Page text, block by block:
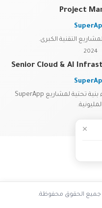
Project
التقنية الكبرى.
2024
Senior Cloud & AI
قدتُ الجهود التقنية لبناء بنية تحتية لمشاريع SuperApp
المليونية.